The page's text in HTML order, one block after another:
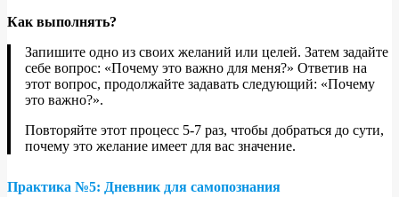
Как выполнять?
Запишите одно из своих желаний или целей. Затем задайте
себе вопрос: «Почему это важно для меня?» Ответив на
этот вопрос, продолжайте задавать следующий: «Почему
это важно?».
Повторяйте этот процесс 5-7 раз, чтобы добраться до сути,
почему это желание имеет для вас значение.
Практика №5: Дневник для самопознания